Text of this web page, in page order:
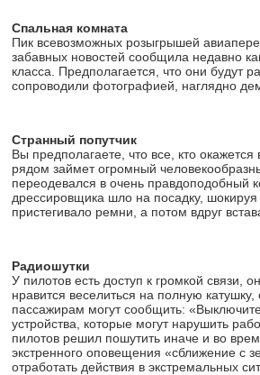
Спальная комната
Пик всевозможных розыгрышей
забавных новостей сообщила недавно
класса. Предполагается, что они будут
сопроводили фотографией, наглядно
Странный попутчик
Вы предполагаете, что все, кто
рядом займет огромный
переодевался в очень правдоподобный
дрессировщика шло на посадку,
пристегивало ремни, а потом вдруг
Радиошутки
У пилотов есть доступ к громкой связи,
нравится веселиться на полную
пассажирам могут сообщить:
устройства, которые могут нарушить
пилотов решил пошутить иначе и во
экстренного оповещения «сближение с
отработать действия в экстремальных